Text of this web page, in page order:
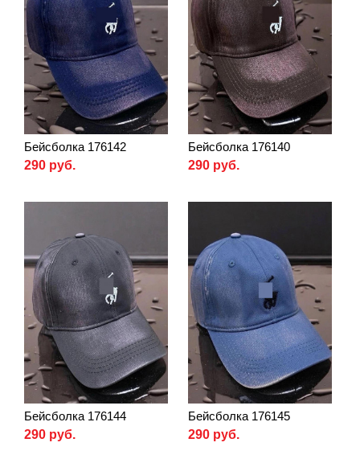
Бейсболка 176142
290 руб.
Бейсболка 176140
290 руб.
Бейсболка 176144
290 руб.
Бейсболка 176145
290 руб.